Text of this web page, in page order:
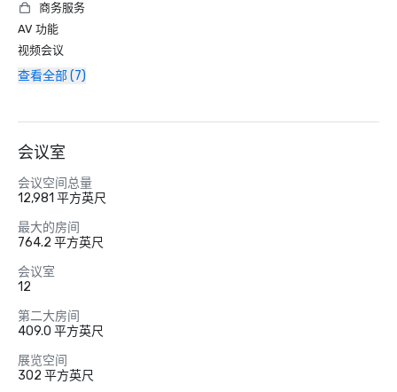
商务服务
AV 功能
视频会议
查看全部 (7)
会议室
会议空间总量
12,981 平方英尺
最大的房间
764.2 平方英尺
会议室
12
第二大房间
409.0 平方英尺
展览空间
302 平方英尺